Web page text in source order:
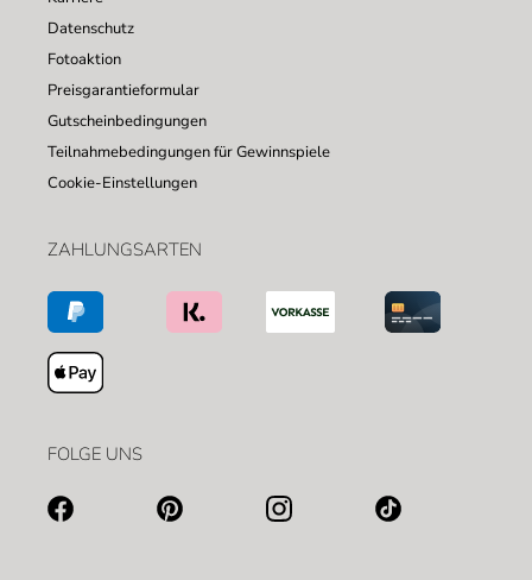
Datenschutz
Fotoaktion
Preisgarantieformular
Gutscheinbedingungen
Teilnahmebedingungen für Gewinnspiele
Cookie-Einstellungen
ZAHLUNGSARTEN
FOLGE UNS